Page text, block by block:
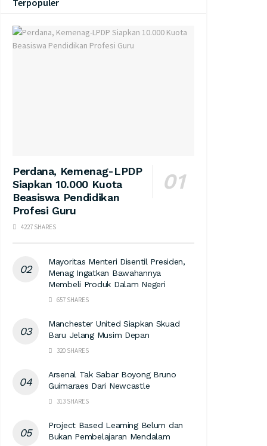
Perdana, Kemenag-LPDP
Siapkan 10.000 Kuota
Beasiswa Pendidikan
Profesi Guru
4227 SHARES
Mayoritas Menteri Disentil Presiden,
Menag Ingatkan Bawahannya
Membeli Produk Dalam Negeri
657 SHARES
Manchester United Siapkan Skuad
Baru Jelang Musim Depan
320 SHARES
Arsenal Tak Sabar Boyong Bruno
Guimaraes Dari Newcastle
313 SHARES
Project Based Learning Belum dan
Bukan Pembelajaran Mendalam